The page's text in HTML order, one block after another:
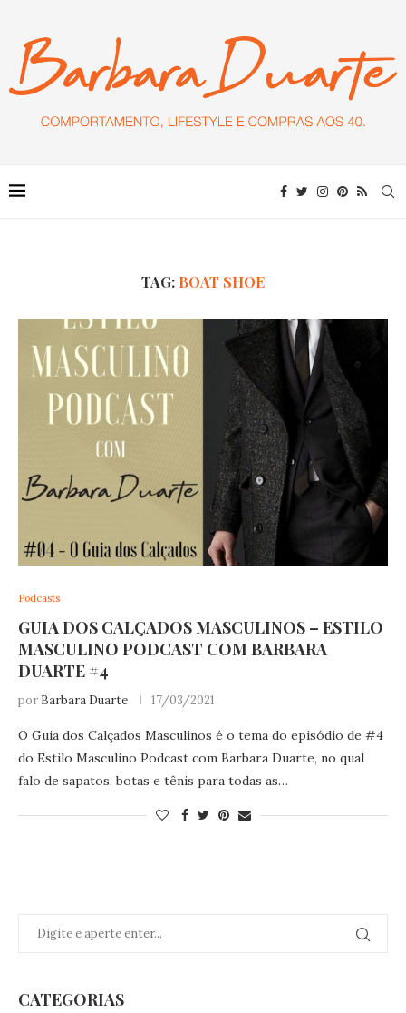
TAG: BOAT SHOE
Podcasts
GUIA DOS CALÇADOS MASCULINOS – ESTILO
MASCULINO PODCAST COM BARBARA
DUARTE #4
por Barbara Duarte 17/03/2021
O Guia dos Calçados Masculinos é o tema do episódio de #4
do Estilo Masculino Podcast com Barbara Duarte, no qual
falo de sapatos, botas e tênis para todas as…
CATEGORIAS